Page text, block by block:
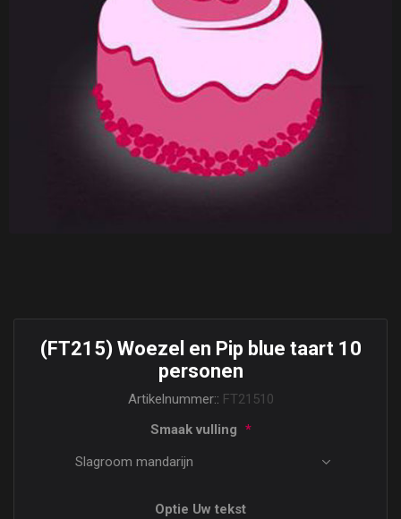
(FT215) Woezel en Pip blue taart 10
personen
Artikelnummer:: FT21510
Smaak vulling *
Optie Uw tekst